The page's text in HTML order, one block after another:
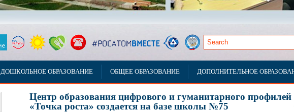
ДОШКОЛЬНОЕ ОБРАЗОВАНИЕ ОБЩЕЕ ОБРАЗОВАНИЕ ДОПОЛНИТЕЛЬНОЕ
Центр образования цифрового и гуманитарного профилей
«Точка роста» создается на базе школы №75